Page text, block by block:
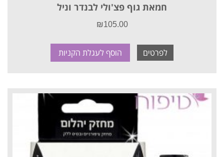
חמאת גוף פצ'ולי לבנדר וניל
₪105.00
לפרטים הוסף לעגלת הקניות